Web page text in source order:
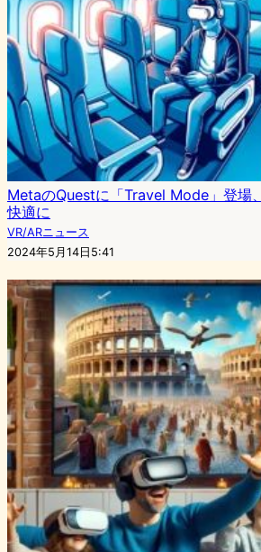
MetaのQuestに「Travel Mode」登場
快適に
VR/ARニュース
2024年5月14日5:41